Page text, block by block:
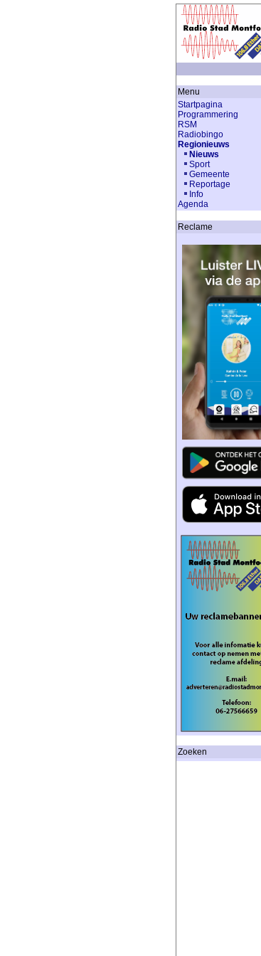
Menu
Startpagina
Programmering
RSM
Radiobingo
Regionieuws
Nieuws
Sport
Gemeente
Reportage
Info
Agenda
Reclame
Zoeken